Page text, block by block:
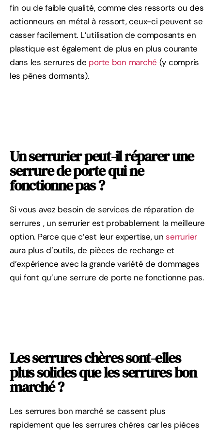
fin ou de faible qualité, comme des ressorts ou des
actionneurs en métal à ressort, ceux-ci peuvent se
casser facilement. L’utilisation de composants en
plastique est également de plus en plus courante
dans les serrures de porte bon marché (y compris
les pênes dormants).
Un serrurier peut-il réparer une
serrure de porte qui ne
fonctionne pas ?
Si vous avez besoin de services de réparation de
serrures , un serrurier est probablement la meilleure
option. Parce que c’est leur expertise, unserrurier
aura plus d’outils, de pièces de rechange et
d’expérience avec la grande variété de dommages
qui font qu’une serrure de porte ne fonctionne pas.
Les serrures chères sont-elles
plus solides que les serrures bon
marché ?
Les serrures bon marché se cassent plus
rapidement que les serrures chères car les pièces